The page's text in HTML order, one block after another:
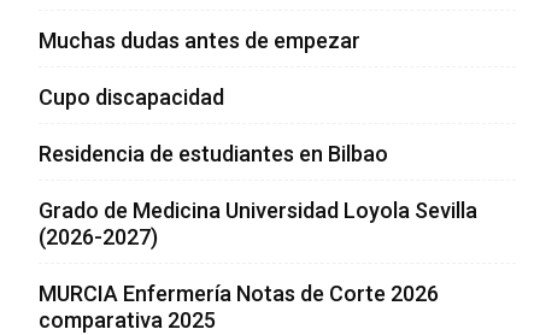
Muchas dudas antes de empezar
Cupo discapacidad
Residencia de estudiantes en Bilbao
Grado de Medicina Universidad Loyola Sevilla
(2026-2027)
MURCIA Enfermería Notas de Corte 2026
comparativa 2025